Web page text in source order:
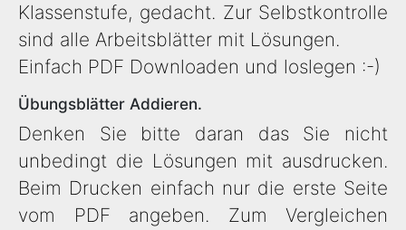
Klassenstufe, gedacht. Zur Selbstkontrolle
sind alle Arbeitsblätter mit Lösungen.
Einfach PDF Downloaden und loslegen :-)
Übungsblätter Addieren.
Denken Sie bitte daran das Sie nicht
unbedingt die Lösungen mit ausdrucken.
Beim Drucken einfach nur die erste Seite
vom PDF angeben. Zum Vergleichen